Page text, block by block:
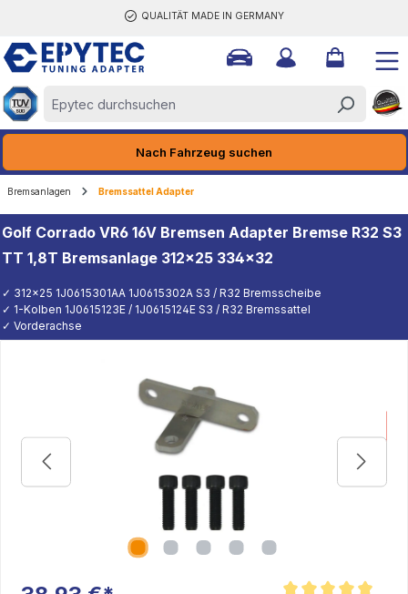
QUALITÄT MADE IN GERMANY
Nach Fahrzeug suchen
Bremsanlagen Bremssattel Adapter
Golf Corrado VR6 16V Bremsen Adapter Bremse R32 S3
TT 1,8T Bremsanlage 312x25 334x32
✓ 312x25 1J0615301AA 1J0615302A S3 / R32 Bremsscheibe
✓ 1-Kolben 1J0615123E / 1J0615124E S3 / R32 Bremssattel
✓ Vorderachse